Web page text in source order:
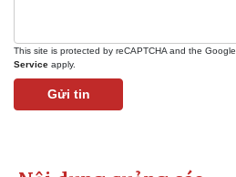
This site is protected by reCAPTCHA and the Google
Service apply.
Gửi tin